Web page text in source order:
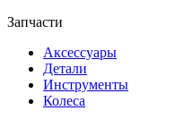
Запчасти
Аксессуары
Детали
Инструменты
Колеса